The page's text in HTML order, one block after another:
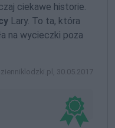
ciekawe historie.
Lary. To ta, która
na wycieczki poza
30.05.2017